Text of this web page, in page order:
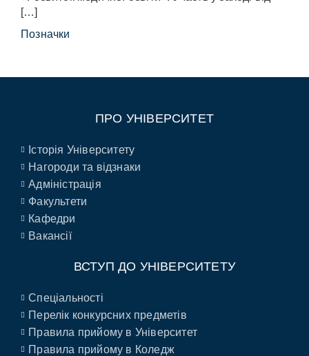
[…]
Позначки
ПРО УНІВЕРСИТЕТ
Історія Університету
Нагороди та відзнаки
Адміністрація
Факультети
Кафедри
Вакансії
ВСТУП ДО УНІВЕРСИТЕТУ
Спеціальності
Перелік конкурсних предметів
Правила прийому в Університет
Правила прийому в Коледж